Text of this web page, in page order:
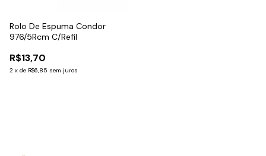
Rolo De Espuma Condor
976/5Rcm C/Refil
R$13,70
2 x de R$6,85 sem juros